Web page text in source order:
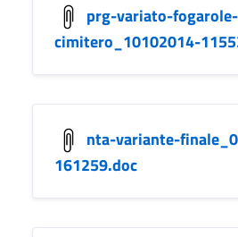
prg-variato-fogarole-
cimitero_10102014-
nta-variante-
161259.doc